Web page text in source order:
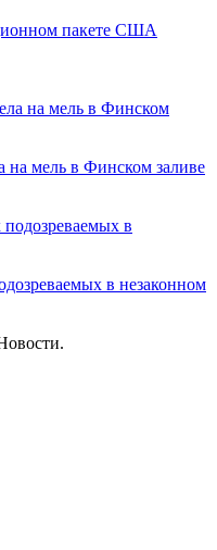
пакете США
на мель в Финском заливе
в незаконном